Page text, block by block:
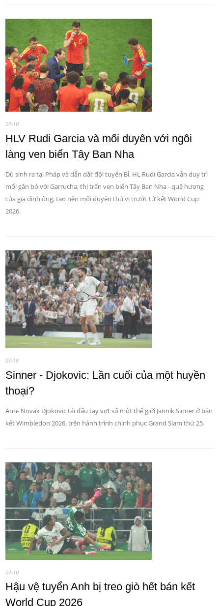
07-10
HLV Rudi Garcia và mối duyên với ngôi
làng ven biển Tây Ban Nha
Dù sinh ra tại Pháp và dẫn dắt đội tuyển Bỉ, HL Rudi Garcia vẫn duy trì
mối gắn bó với Garrucha, thị trấn ven biển Tây Ban Nha - quê hương
của gia đình ông, tạo nên mối duyên thú vị trước tứ kết World Cup
2026.
07-10
Sinner - Djokovic: Lần cuối của một huyền
thoại?
Anh- Novak Djokovic tái đấu tay vợt số một thế giới Jannik Sinner ở bán
kết Wimbledon 2026, trên hành trình chinh phục Grand Slam thứ 25.
07-10
Hậu vệ tuyển Anh bị treo giò hết bán kết
World Cup 2026